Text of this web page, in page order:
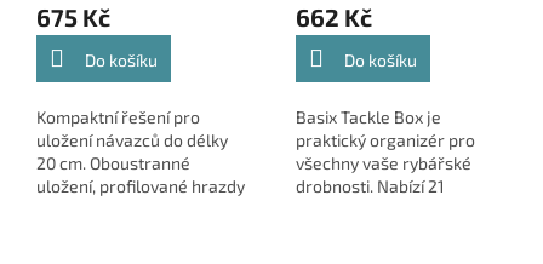
675 Kč
Do košíku
Kompaktní řešení pro
uložení návazců do délky
20 cm. Oboustranné
uložení, profilované hrazdy
662 Kč
Do košíku
Basix Tackle Box je
praktický organizér pro
všechny vaše rybářské
drobnosti. Nabízí 21